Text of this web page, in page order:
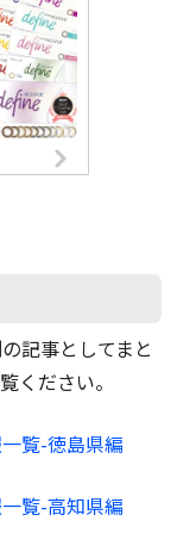
記事としてまと
ください。
覧-徳島県編
一覧-高知県編